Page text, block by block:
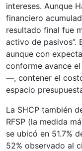
intereses. Aunque
financiero
resultado final fue
activo de pasivos”.
aunque con
conforme avance
—, contener el
espacio
La SHCP también
RFSP (la medida
se ubicó en 51.7%
52% observado al